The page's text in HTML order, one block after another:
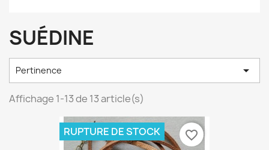
SUÉDINE
Pertinence 
Affichage 1-13 de 13 article(s)
RUPTURE DE STOCK favorite_border